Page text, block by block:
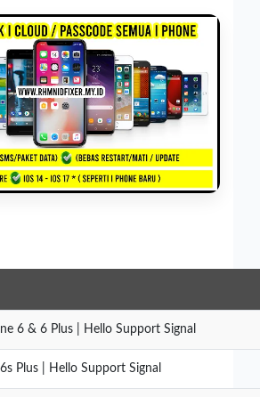
6 & 6 Plus | Hello Support Signal
Plus | Hello Support Signal